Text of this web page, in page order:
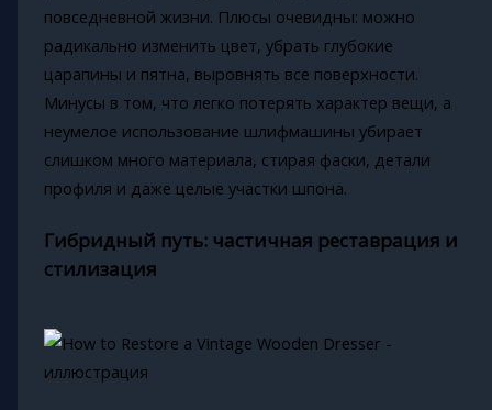
повседневной жизни. Плюсы очевидны: можно
радикально изменить цвет, убрать глубокие
царапины и пятна, выровнять все поверхности.
Минусы в том, что легко потерять характер вещи, а
неумелое использование шлифмашины убирает
слишком много материала, стирая фаски, детали
профиля и даже целые участки шпона.
Гибридный путь: частичная реставрация и
стилизация